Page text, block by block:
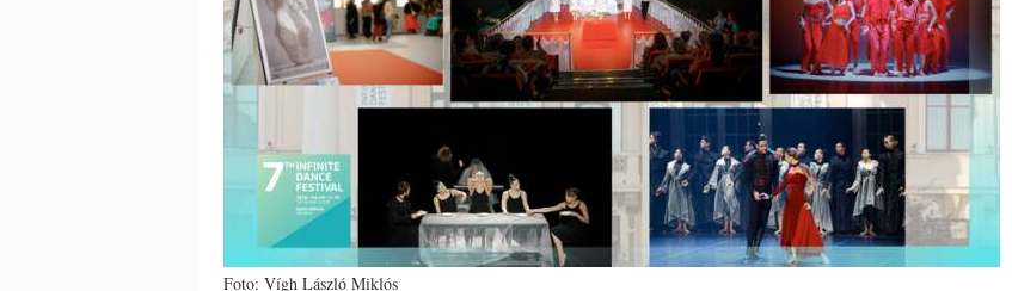
Foto: Vígh László Miklós